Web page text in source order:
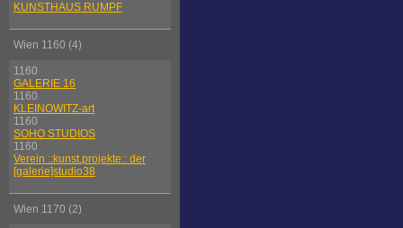
KUNSTHAUS RUMPF
Wien 1160 (4)
1160
GALERIE 16
1160
KLEINOWITZ-art
1160
SOHO STUDIOS
1160
Verein ::kunst.projekte:: der
[galerie]studio38
Wien 1170 (2)